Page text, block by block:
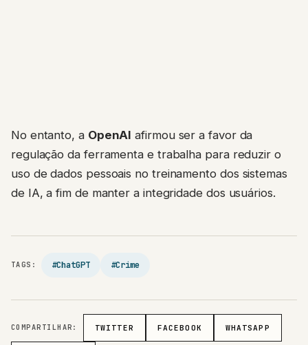
No entanto, a OpenAI afirmou ser a favor da
regulação da ferramenta e trabalha para reduzir o
uso de dados pessoais no treinamento dos sistemas
de IA, a fim de manter a integridade dos usuários.
TAGS: #ChatGPT #Crime
COMPARTILHAR: TWITTER FACEBOOK WHATSAPP